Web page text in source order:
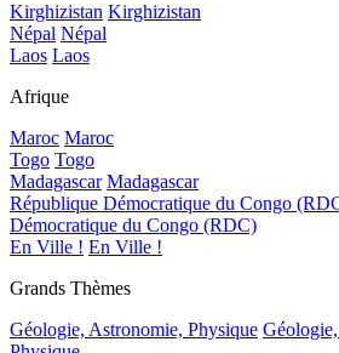
Kirghizistan Kirghizistan
Népal Népal
Laos Laos
Afrique
Maroc Maroc
Togo Togo
Madagascar Madagascar
République Démocratique du Congo
Démocratique du Congo (RDC)
En Ville ! En Ville !
Grands Thèmes
Géologie, Astronomie, Physique